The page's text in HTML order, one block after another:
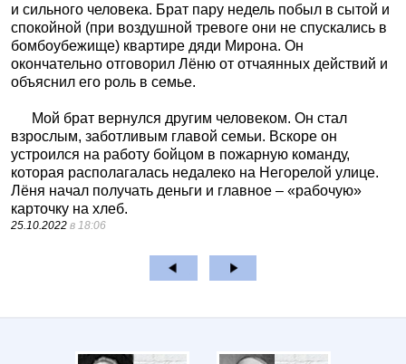
и сильного человека. Брат пару недель побыл в сытой и
спокойной (при воздушной тревоге они не спускались в
бомбоубежище) квартире дяди Мирона. Он
окончательно отговорил Лёню от отчаянных действий и
объяснил его роль в семье.
Мой брат вернулся другим человеком. Он стал
взрослым, заботливым главой семьи. Вскоре он
устроился на работу бойцом в пожарную команду,
которая располагалась недалеко на Негорелой улице.
Лёня начал получать деньги и главное – «рабочую»
карточку на хлеб.
25.10.2022 в 18:06